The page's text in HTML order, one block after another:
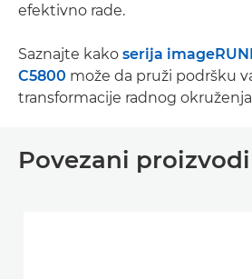
efektivno rade.
Saznajte kako serija
C5800 može da pruži podršku
transformacije radnog
Povezani